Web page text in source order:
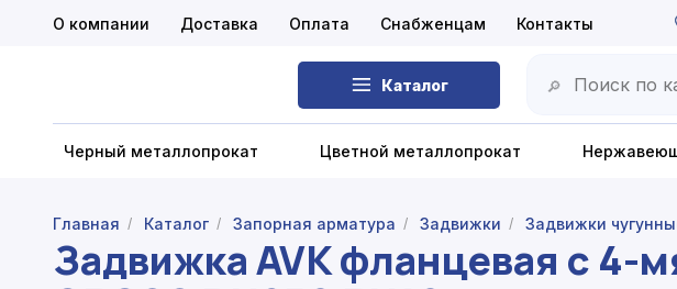
Каталог 🔎
Черный металлопрокат Цветной металлопрокат
О компании Доставка Оплата Снабженцам Контакты
Черный металлопрокат
Главная / Каталог / Запорная арматура / Задвижки / Задвижки
Задвижка AVK фланцевая с 4-